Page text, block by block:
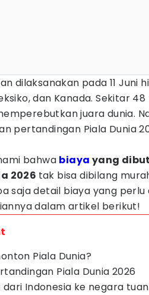
dilaksanakan pada 11 Juni
dan Kanada. Sekitar
juara dunia.
pertandingan Piala Dunia
bahwa biaya yang
2026 tak bisa dibilang
saja detail biaya yang perlu
dalam artikel berikut!
Piala Dunia?
Piala Dunia 2026
dari Indonesia ke negara